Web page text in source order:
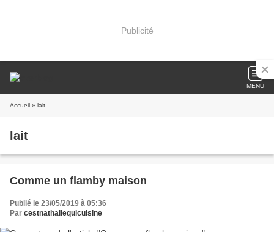
Publicité
MENU
Accueil » lait
lait
Comme un flamby maison
Publié le 23/05/2019 à 05:36
Par cestnathaliequicuisine